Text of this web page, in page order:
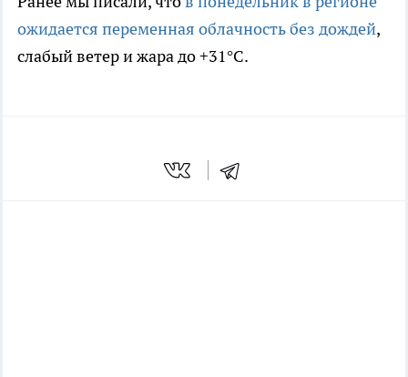
ожидается переменная облачность без дождей,
слабый ветер и жара до +31°С.